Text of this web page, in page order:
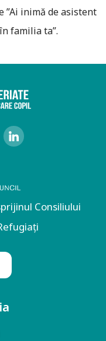
”Ai inimă de asistent
familia ta”.
Consiliului